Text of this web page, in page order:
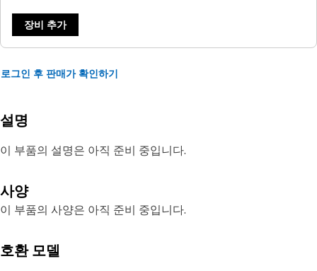
장비 추가
로그인 후 판매가 확인하기
설명
이 부품의 설명은 아직 준비 중입니다.
사양
이 부품의 사양은 아직 준비 중입니다.
호환 모델